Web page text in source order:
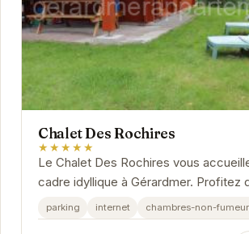
Chalet Des Rochires
★★★★★
Le Chalet Des Rochires vous
cadre idyllique à Gérardmer. Profitez
relaxant dans ce chalet confortable et
parking internet chambres-non-